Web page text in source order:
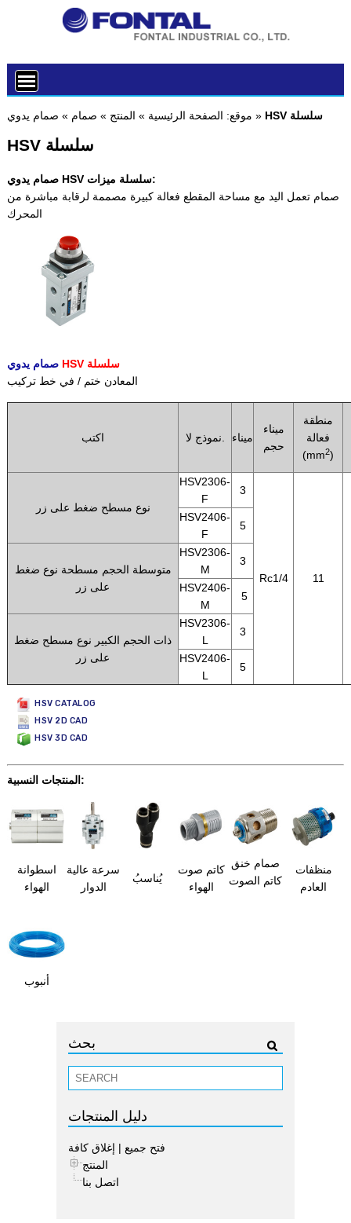
موقع: الصفحة الرئيسية » المنتج » صمام » صمام يدوي » HSV سلسلة
HSV سلسلة
صمام يدوي HSV سلسلة ميزات:
صمام تعمل اليد مع مساحة المقطع فعالة كبيرة مصممة لرقابة مباشرة من
المحرك
HSV سلسلة
المعادن ختم / في خط تركيب
اكتب ميناء
ميناء
حجم
منطقة
فعالة
(mm2)
نوع مسطح ضغط على زر
HSV2306-
F
3
Rc1/4 11
HSV2406-
F
5
متوسطة الحجم مسطحة نوع ضغط
على زر
HSV2306-
M
3
HSV2406-
M
5
ذات الحجم الكبير نوع مسطح ضغط
على زر
HSV2306-
L
3
HSV2406-
L
5
HSV CATALOG
HSV 2D CAD
HSV 3D CAD
المنتجات النسبية:
اسطوانة
الهواء
سرعة عالية
الدوار
يُناسبُ
كاتم صوت
الهواء
صمام خنق
كاتم الصوت
منظفات
العادم
أنبوب
بحث
دليل المنتجات
فتح جميع | إغلاق كافة
المنتج
اتصل بنا